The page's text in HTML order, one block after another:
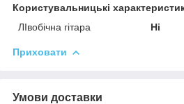
Користувальницькі
ЛІвобічна гітара
Ні
Приховати
Умови доставки